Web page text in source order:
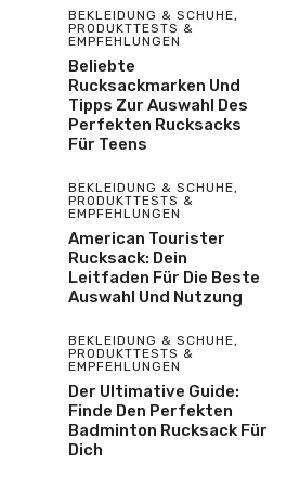
BEKLEIDUNG & SCHUHE,
PRODUKTTESTS &
EMPFEHLUNGEN
Beliebte
Rucksackmarken Und
Tipps Zur Auswahl Des
Perfekten Rucksacks
Für Teens
BEKLEIDUNG & SCHUHE,
PRODUKTTESTS &
EMPFEHLUNGEN
American Tourister
Rucksack: Dein
Leitfaden Für Die Beste
Auswahl Und Nutzung
BEKLEIDUNG & SCHUHE,
PRODUKTTESTS &
EMPFEHLUNGEN
Der Ultimative Guide:
Finde Den Perfekten
Badminton Rucksack Für
Dich